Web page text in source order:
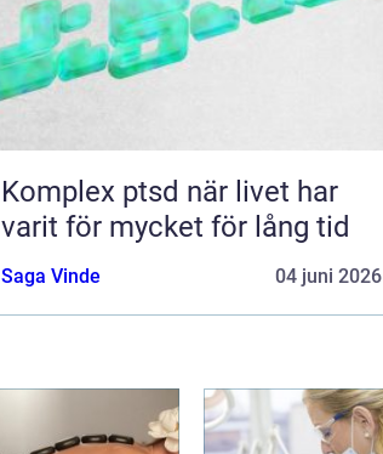
Komplex ptsd när livet har
varit för mycket för lång tid
Saga Vinde 04 juni 2026